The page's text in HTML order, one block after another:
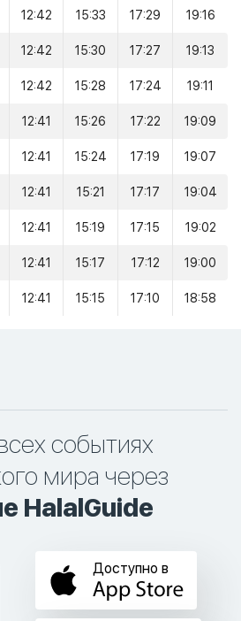
12:42 15:33 17:29 19:16
12:42 15:30 17:27 19:13
12:42 15:28 17:24 19:11
12:41 15:26 17:22 19:09
12:41 15:24 17:19 19:07
12:41 15:21 17:17 19:04
12:41 15:19 17:15 19:02
12:41 15:17 17:12 19:00
12:41 15:15 17:10 18:58
событиях
мира через
HalalGuide
Доступно в